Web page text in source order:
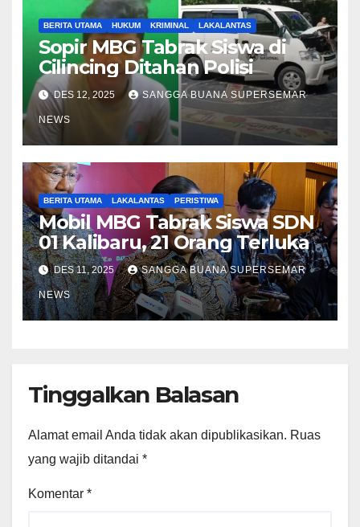
BERITA UTAMA HUKUM KRIMINAL LAKALANTAS
Sopir MBG Tabrak Siswa di
Cilincing Ditahan Polisi
DES 12, 2025 SANGGA BUANA SUPERSEMAR
NEWS
BERITA UTAMA LAKALANTAS PERISTIWA
Mobil MBG Tabrak Siswa SDN
01 Kalibaru, 21 Orang Terluka
DES 11, 2025 SANGGA BUANA SUPERSEMAR
NEWS
Tinggalkan Balasan
Alamat email Anda tidak akan dipublikasikan. Ruas
yang wajib ditandai *
Komentar *